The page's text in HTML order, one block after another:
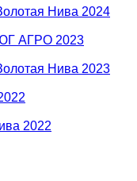
Нива 2024
АГРО 2023
Нива 2023
2022